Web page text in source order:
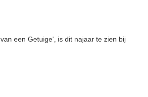
een Getuige', is dit najaar te zien bij